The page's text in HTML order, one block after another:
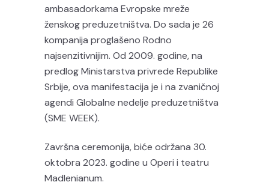
ambasadorkama Evropske mreže
ženskog preduzetništva. Do sada je 26
kompanija proglašeno Rodno
najsenzitivnijim. Od 2009. godine, na
predlog Ministarstva privrede Republike
Srbije, ova manifestacija je i na zvaničnoj
agendi Globalne nedelje preduzetništva
(SME WEEK).
Završna ceremonija, biće održana 30.
oktobra 2023. godine u Operi i teatru
Madlenianum.